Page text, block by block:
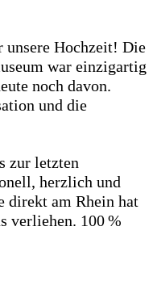
Hochzeit! Die
war einzigartig
noch davon.
und die
zur letzten
herzlich und
direkt am Rhein hat
verliehen. 100 %